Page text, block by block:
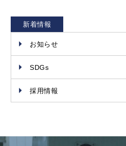
新着情報
お知らせ
SDGs
採用情報